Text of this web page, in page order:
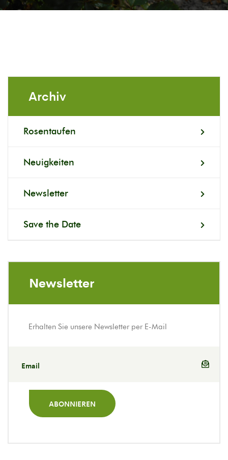
Archiv
Rosentaufen
Neuigkeiten
Newsletter
Save the Date
Newsletter
Erhalten Sie unsere Newsletter per E-Mail
ABONNIEREN